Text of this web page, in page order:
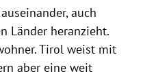
auch
Länder heranzieht.
Tirol weist mit
aber eine weit